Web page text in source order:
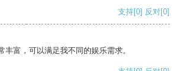
支持[0] 反对[0]
丰富，可以满足我不同的娱乐需求。